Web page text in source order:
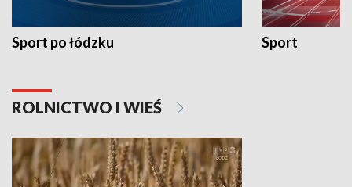
Sport po łódzku Sport
ROLNICTWO I WIEŚ